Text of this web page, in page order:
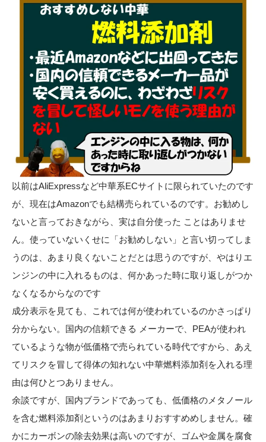
以前はAliExpressなど中華系ECサイトに限られていたのです
が、現在はAmazonでも結構売られているのです。お勧めし
ないと言っておきながら、実は自分使った ことはありませ
ん。使っていないくせに「お勧めしない」と言い切ってしま
うのは、あまり良くないことだとは思うのですが、やはりエ
ンジンの中に入れるものは、何かあった時に取り返しがつか
なくなるからなのです
成分表示を見ても、これでは何が使われているのかさっぱり
分からない。国内の信頼できる メーカーで、PEAが使われ
ているような物が低価格で売られている時代ですから、あえ
てリスクを冒して得体の知れない中華燃料添加剤を入れる理
由は何ひとつありません。
余談ですが、国内ブランドであっても、低価格のメタノール
を含む燃料添加剤というのはあまりおすすめめしません。確
かにカーボンの除去効果は高いのですが、ゴムや金属を腐食